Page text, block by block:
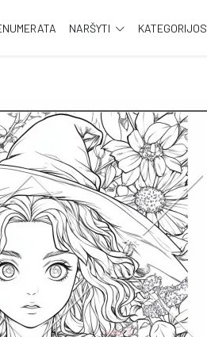
NARŠYTI KATEGORIJOS